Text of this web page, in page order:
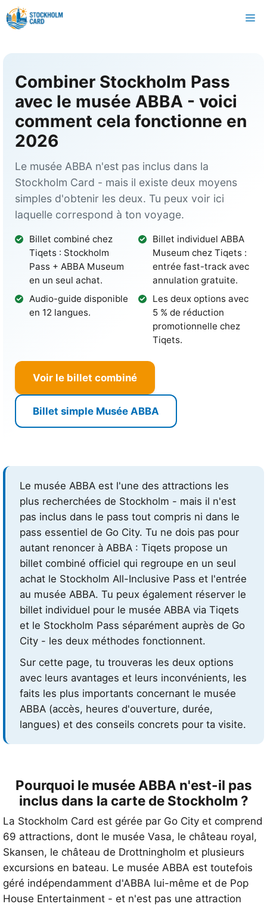
Skip
to
Combiner Stockholm Pass
avec le musée ABBA - voici
comment cela fonctionne en
2026
Le musée ABBA n'est pas inclus dans la
Stockholm Card - mais il existe deux moyens
simples d'obtenir les deux. Tu peux voir ici
laquelle correspond à ton voyage.
Billet combiné chez
Tiqets : Stockholm
Pass + ABBA Museum
en un seul achat.
Billet individuel ABBA
Museum chez Tiqets :
entrée fast-track avec
annulation gratuite.
Audio-guide disponible
en 12 langues.
Les deux options avec
5 % de réduction
promotionnelle chez
Tiqets.
Voir le billet combiné
Billet simple Musée ABBA
Le musée ABBA est l'une des attractions les
plus recherchées de Stockholm - mais il n'est
pas inclus dans le pass tout compris ni dans le
pass essentiel de Go City. Tu ne dois pas pour
autant renoncer à ABBA : Tiqets propose un
billet combiné officiel qui regroupe en un seul
achat le Stockholm All-Inclusive Pass et l'entrée
au musée ABBA. Tu peux également réserver le
billet individuel pour le musée ABBA via Tiqets
et le Stockholm Pass séparément auprès de Go
City - les deux méthodes fonctionnent.
Sur cette page, tu trouveras les deux options
avec leurs avantages et leurs inconvénients, les
faits les plus importants concernant le musée
ABBA (accès, heures d'ouverture, durée,
langues) et des conseils concrets pour ta visite.
Pourquoi le musée ABBA n'est-il pas
inclus dans la carte de Stockholm ?
La Stockholm Card est gérée par Go City et comprend
69 attractions, dont le musée Vasa, le château royal,
Skansen, le château de Drottningholm et plusieurs
excursions en bateau. Le musée ABBA est toutefois
géré indépendamment d'ABBA lui-même et de Pop
House Entertainment - et n'est pas une attraction